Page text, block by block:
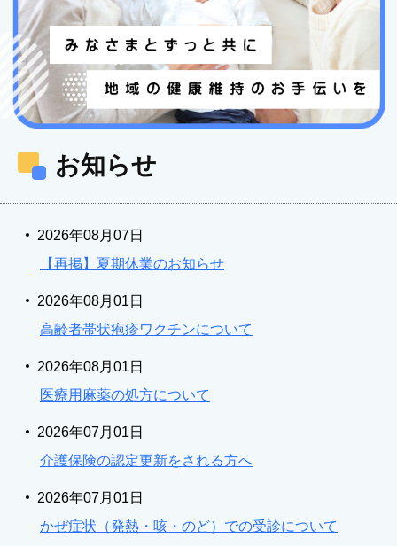
お知らせ
2026年08月07日
【再掲】夏期休業のお知らせ
2026年08月01日
高齢者帯状疱疹ワクチンについて
2026年08月01日
医療用麻薬の処方について
2026年07月01日
介護保険の認定更新をされる方へ
2026年07月01日
かぜ症状（発熱・咳・のど）での受診について